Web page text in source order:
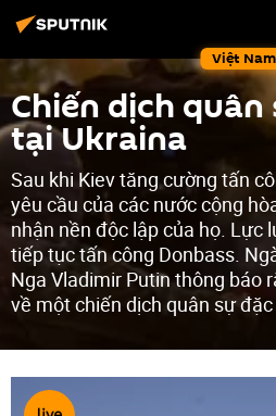
Việt Nam
Chiến dịch
tại Ukraina
Sau khi Kiev tăng cường tấn
yêu cầu của các nước cộng
nhận nền độc lập của họ. Lực
tiếp tục tấn công Donbass.
Nga Vladimir Putin thông báo
về một chiến dịch quân sự